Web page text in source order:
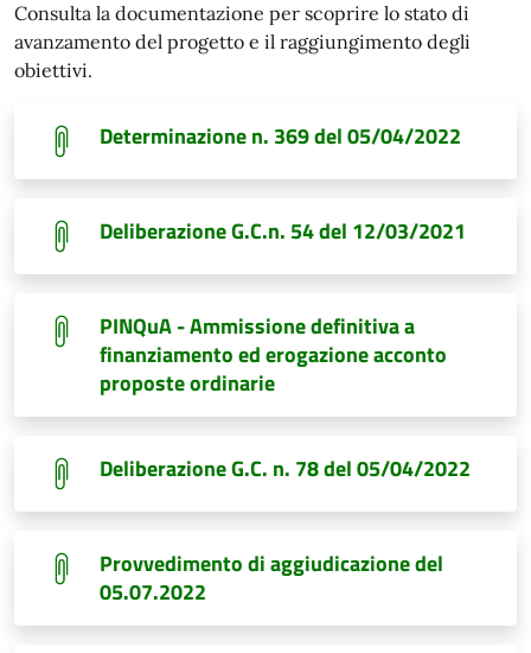
Consulta la documentazione per scoprire lo stato di
avanzamento del progetto e il raggiungimento degli
obiettivi.
Determinazione n. 369 del 05/04/2022
Deliberazione G.C.n. 54 del 12/03/2021
PINQuA - Ammissione definitiva a
finanziamento ed erogazione acconto
proposte ordinarie
Deliberazione G.C. n. 78 del 05/04/2022
Provvedimento di aggiudicazione del
05.07.2022